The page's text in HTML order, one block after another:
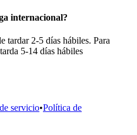
internacional?
tardar 2-5 días hábiles. Para
5-14 días hábiles
servicio•Política de